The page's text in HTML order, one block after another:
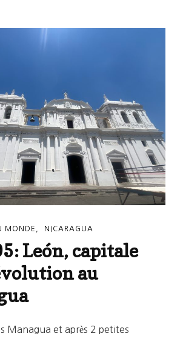
MONDE NICARAGUA
León, capitale
au
Managua et après 2 petites